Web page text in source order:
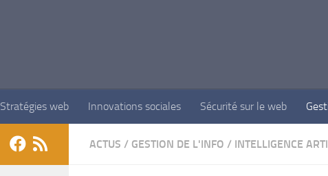
Stratégies web Innovations sociales Sécurité sur le web
ACTUS / GESTION DE L'INFO / INTELLIGENCE